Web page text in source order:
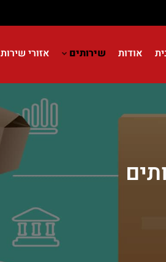
אודות שירותים אזורי שירות